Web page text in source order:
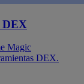
DEX
Magic
DEX.